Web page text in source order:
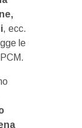
, ecc.
le